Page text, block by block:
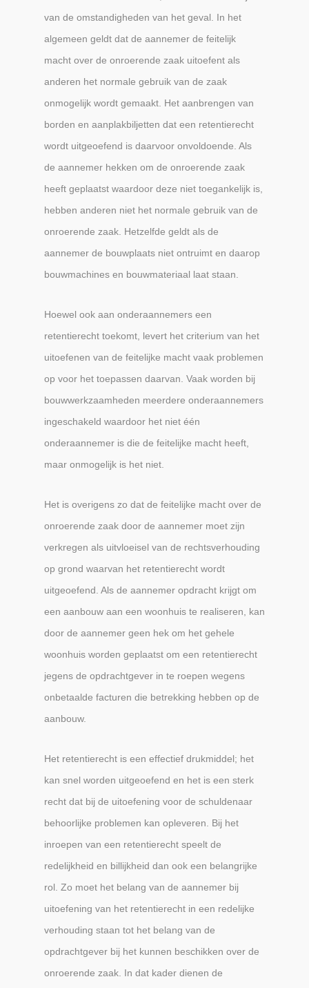
van de omstandigheden van het geval. In het
algemeen geldt dat de aannemer de feitelijk
macht over de onroerende zaak uitoefent als
anderen het normale gebruik van de zaak
onmogelijk wordt gemaakt. Het aanbrengen van
borden en aanplakbiljetten dat een retentierecht
wordt uitgeoefend is daarvoor onvoldoende. Als
de aannemer hekken om de onroerende zaak
heeft geplaatst waardoor deze niet toegankelijk is,
hebben anderen niet het normale gebruik van de
onroerende zaak. Hetzelfde geldt als de
aannemer de bouwplaats niet ontruimt en daarop
bouwmachines en bouwmateriaal laat staan.
Hoewel ook aan onderaannemers een
retentierecht toekomt, levert het criterium van het
uitoefenen van de feitelijke macht vaak problemen
op voor het toepassen daarvan. Vaak worden bij
bouwwerkzaamheden meerdere onderaannemers
ingeschakeld waardoor het niet één
onderaannemer is die de feitelijke macht heeft,
maar onmogelijk is het niet.
Het is overigens zo dat de feitelijke macht over de
onroerende zaak door de aannemer moet zijn
verkregen als uitvloeisel van de rechtsverhouding
op grond waarvan het retentierecht wordt
uitgeoefend. Als de aannemer opdracht krijgt om
een aanbouw aan een woonhuis te realiseren, kan
door de aannemer geen hek om het gehele
woonhuis worden geplaatst om een retentierecht
jegens de opdrachtgever in te roepen wegens
onbetaalde facturen die betrekking hebben op de
aanbouw.
Het retentierecht is een effectief drukmiddel; het
kan snel worden uitgeoefend en het is een sterk
recht dat bij de uitoefening voor de schuldenaar
behoorlijke problemen kan opleveren. Bij het
inroepen van een retentierecht speelt de
redelijkheid en billijkheid dan ook een belangrijke
rol. Zo moet het belang van de aannemer bij
uitoefening van het retentierecht in een redelijke
verhouding staan tot het belang van de
opdrachtgever bij het kunnen beschikken over de
onroerende zaak. In dat kader dienen de